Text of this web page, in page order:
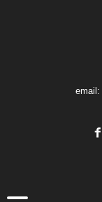
email: